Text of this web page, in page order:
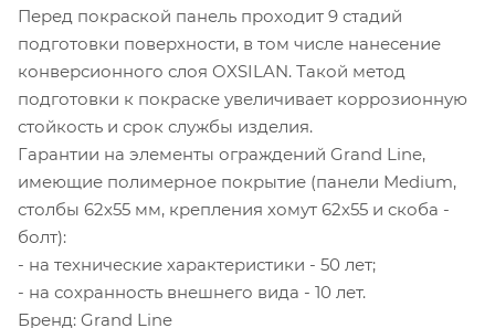
Перед покраской панель проходит 9 стадий
подготовки поверхности, в том числе нанесение
конверсионного слоя OXSILAN. Такой метод
подготовки к покраске увеличивает коррозионную
стойкость и срок службы изделия.
Гарантии на элементы ограждений Grand Line,
имеющие полимерное покрытие (панели Medium,
столбы 62х55 мм, крепления хомут 62х55 и скоба -
болт):
- на технические характеристики - 50 лет;
- на сохранность внешнего вида - 10 лет.
Бренд: Grand Line